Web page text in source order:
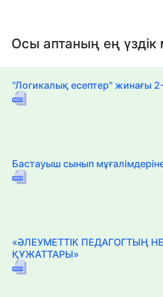
Осы аптаның ең
"Логикалық есептер" жинағы
Бастауыш сынып
«ӘЛЕУМЕТТІК ПЕДАГОГТЫҢ
ҚҰЖАТТАРЫ»